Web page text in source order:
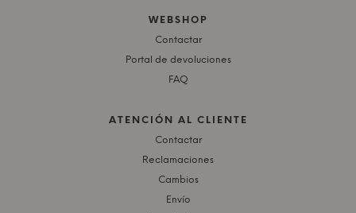
WEBSHOP
Contactar
Portal de devoluciones
FAQ
ATENCIÓN AL CLIENTE
Contactar
Reclamaciones
Cambios
Envío